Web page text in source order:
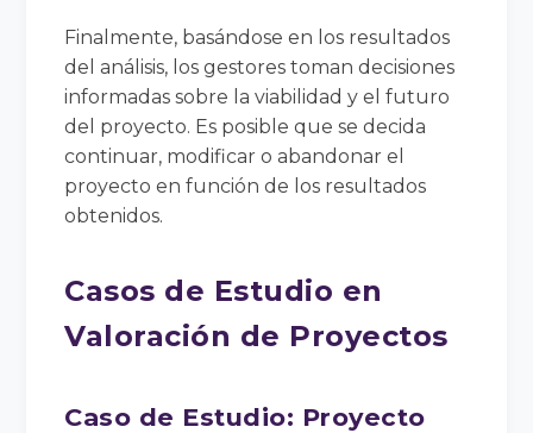
Finalmente, basándose en los resultados
del análisis, los gestores toman decisiones
informadas sobre la viabilidad y el futuro
del proyecto. Es posible que se decida
continuar, modificar o abandonar el
proyecto en función de los resultados
obtenidos.
Casos de Estudio en
Valoración de Proyectos
Caso de Estudio: Proyecto